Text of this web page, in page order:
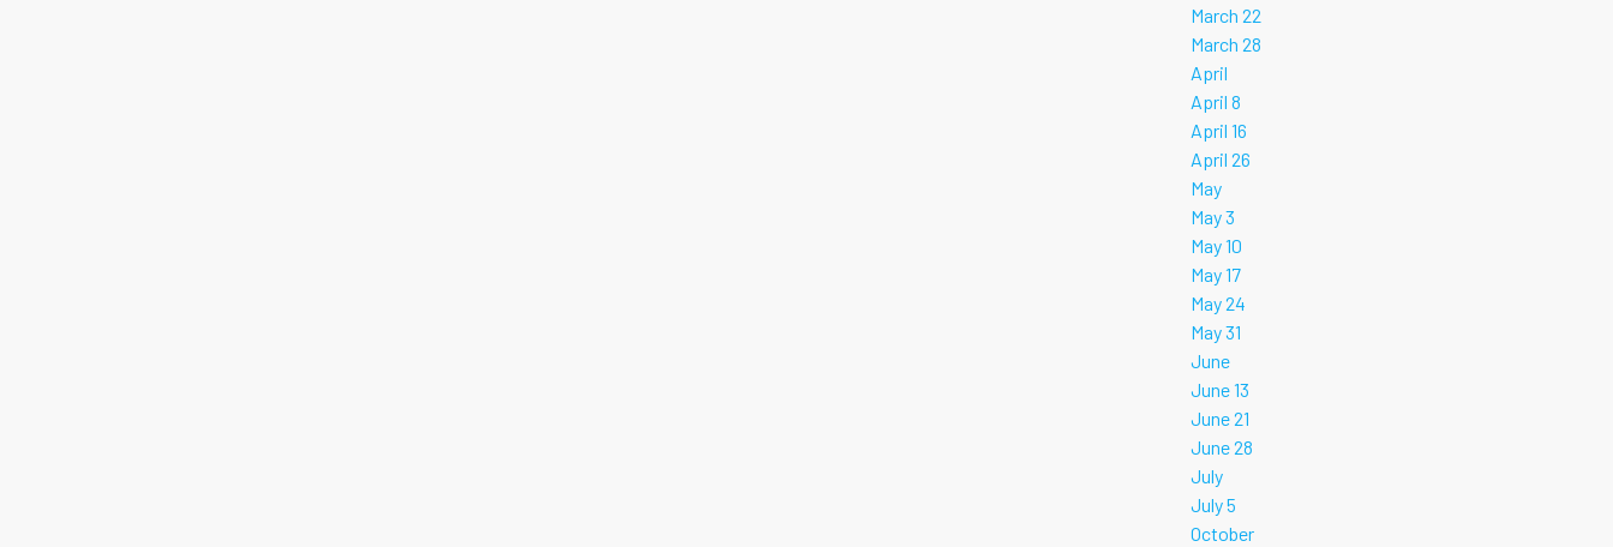
March 22
March 28
April
April 8
April 16
April 26
May
May 3
May 10
May 17
May 24
May 31
June
June 13
June 21
June 28
July
July 5
October